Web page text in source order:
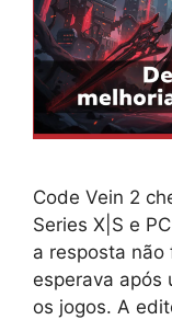
Code Vein 2
Series X|S e
a resposta não
esperava após
os jogos. A